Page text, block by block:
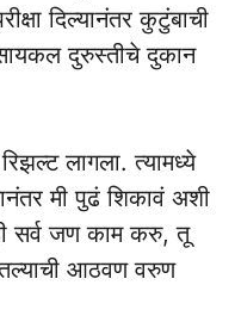
दिल्यानंतर कुटुंबाची
दुरुस्तीचे दुकान
रिझल्ट लागला. त्यामध्ये
मी पुढं शिकावं अशी
सर्व जण काम करु, तू
आठवण वरुण